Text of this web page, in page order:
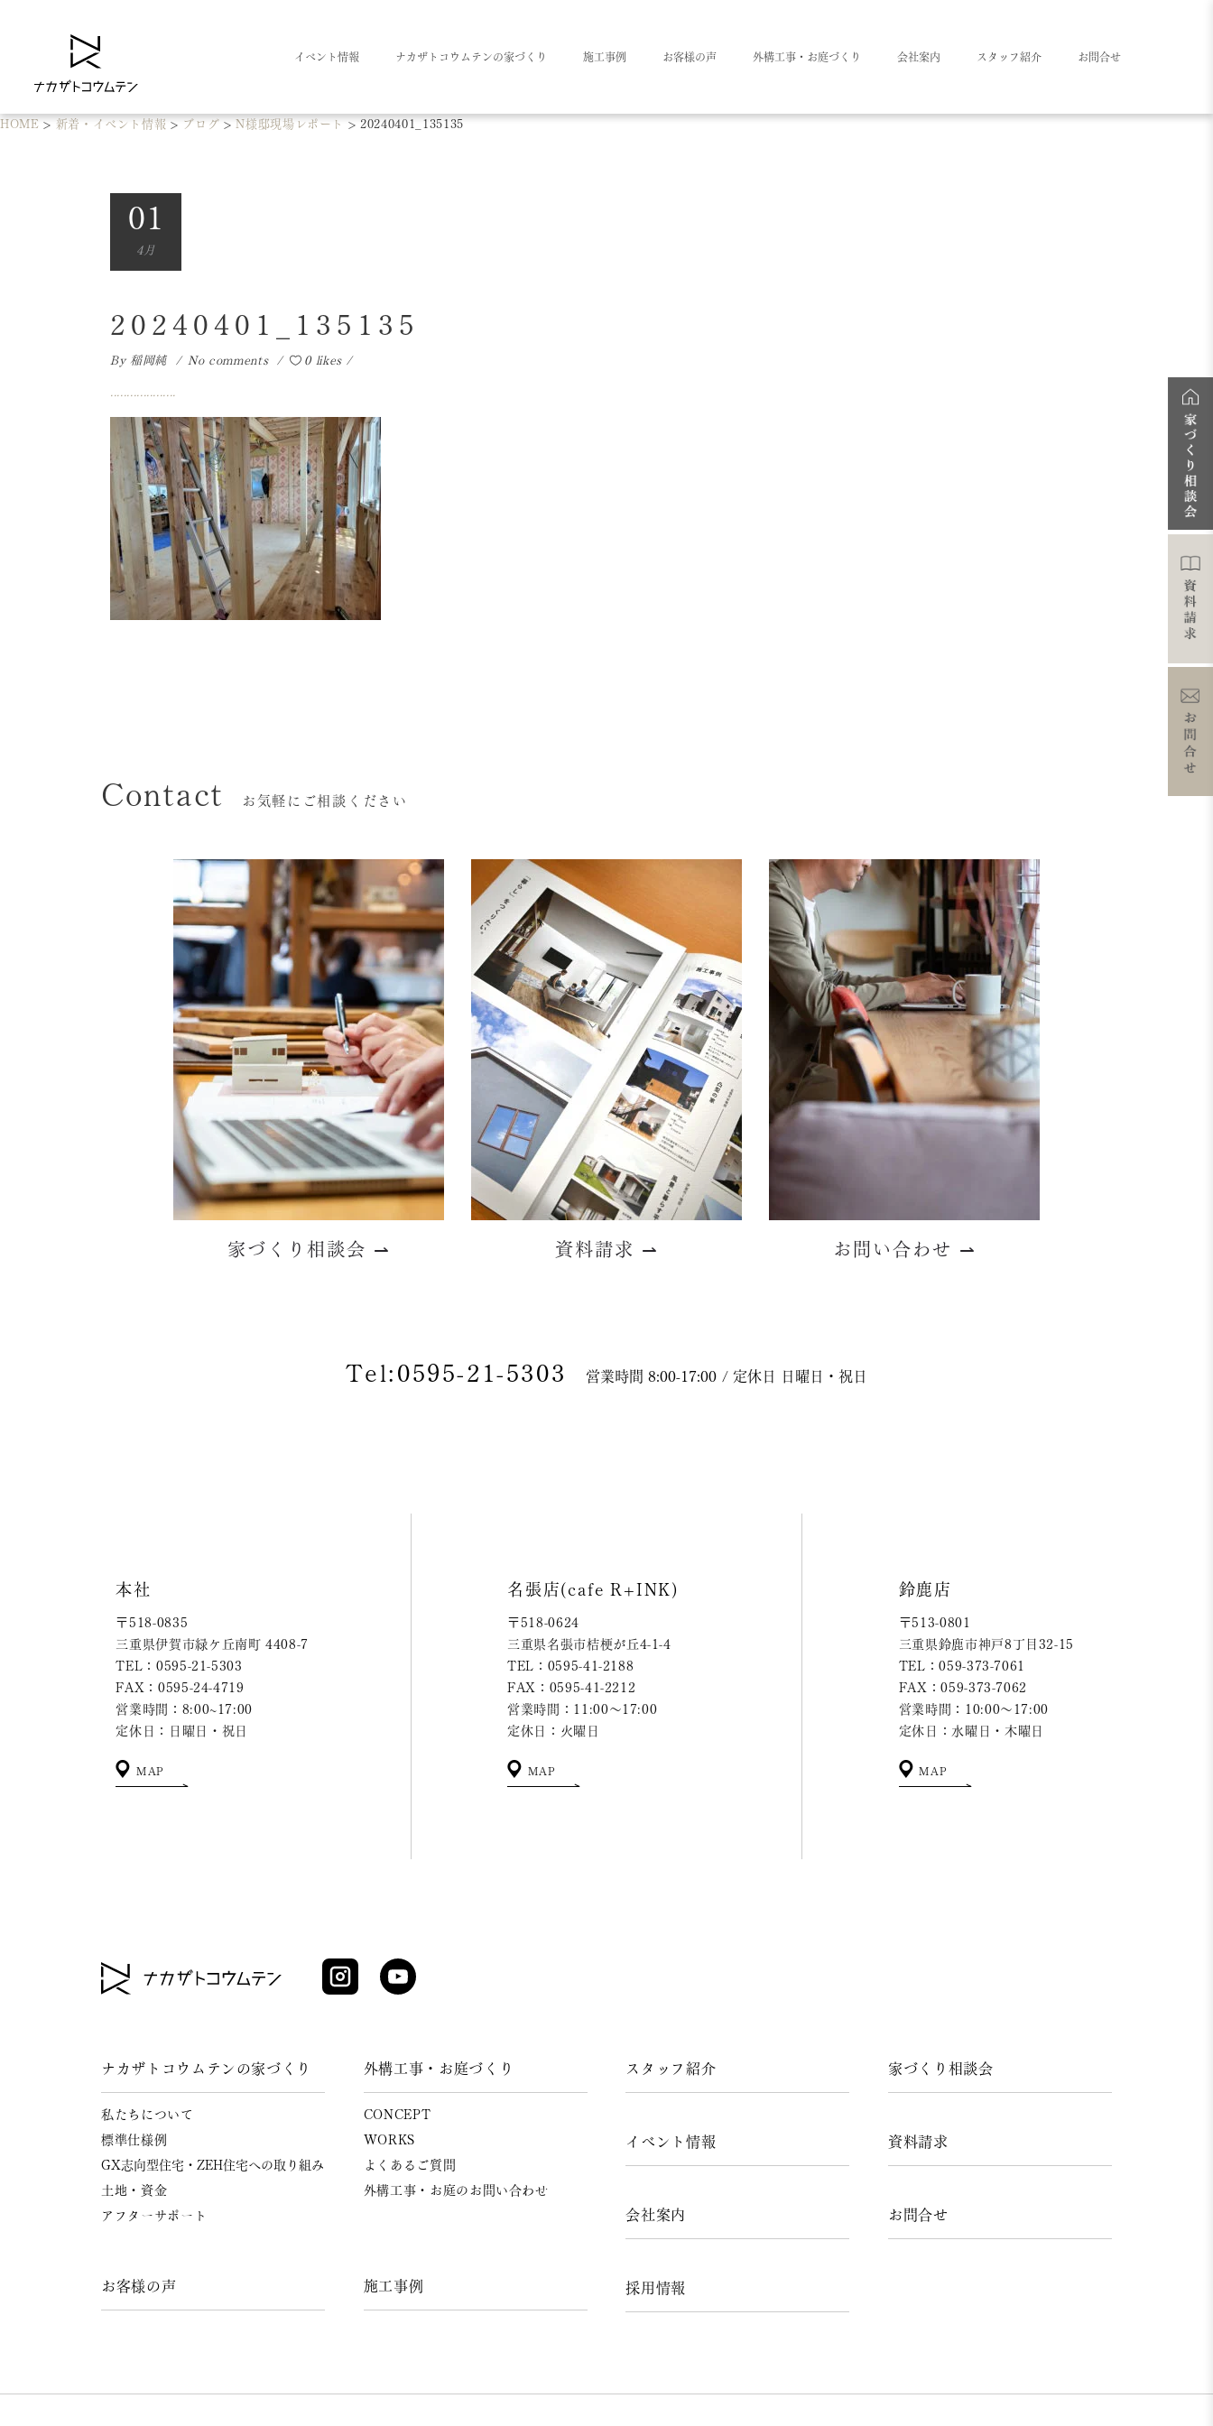
イベント情報 ナカザトコウムテンの家づくり 施工事例 お客様の声 外構工事・お庭づくり 会社案内 スタッフ紹介 お問合せ
HOME > 新着・イベント情報 > ブログ >N様邸現場レポート > 20240401_135135
01
4月
20240401_135135
By 稲岡純 No comments 0 likes
Contact お気軽にご相談ください
家づくり相談会 ⇀ 資料請求 ⇀ お問い合わせ ⇀
Tel:0595-21-5303 営業時間 8:00-17:00 / 定休日 日曜日・祝日
本社
〒518-0835
三重県伊賀市緑ケ丘南町 4408-7
TEL：0595-21-5303
FAX：0595-24-4719
営業時間：8:00~17:00
定休日：日曜日・祝日
MAP
名張店(cafe R+INK)
〒518-0624
三重県名張市桔梗が丘4-1-4
TEL：0595-41-2188
FAX：0595-41-2212
営業時間：11:00～17:00
定休日：火曜日
MAP
鈴鹿店
〒513-0801
三重県鈴鹿市神戸8丁目32-15
TEL：059-373-7061
FAX：059-373-7062
営業時間：10:00～17:00
定休日：水曜日・木曜日
MAP
ナカザトコウムテンの家づくり
私たちについて
標準仕様例
GX志向型住宅・ZEH住宅への取り組み
土地・資金
アフターサポート
お客様の声
外構工事・お庭づくり
CONCEPT
WORKS
よくあるご質問
外構工事・お庭のお問い合わせ
施工事例
スタッフ紹介
イベント情報
会社案内
採用情報
家づくり相談会
資料請求
お問合せ